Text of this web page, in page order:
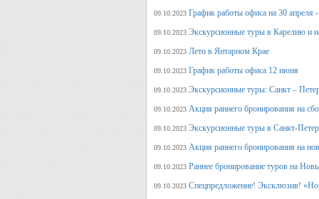
09.10.2023 График работы офиса на 30 апреля
09.10.2023 Экскурсионные туры в Карелию и
09.10.2023 Лето в Янтарном Крае
09.10.2023 График работы офиса 12 июня
09.10.2023 Экскурсионные туры: Санкт –
09.10.2023 Акция раннего бронирования на
09.10.2023 Экскурсионные туры в Санкт-
09.10.2023 Акция раннего бронирования на
09.10.2023 Раннее бронирование туров на
09.10.2023 Спецпредложение! Эксклюзив!